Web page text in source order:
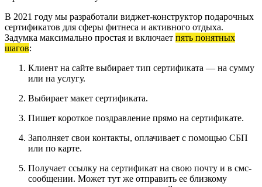
В 2021 году мы разработали виджет-конструктор подарочных
сертификатов для сферы фитнеса и активного отдыха.
Задумка максимально простая и включает пять понятных
шагов:
Клиент на сайте выбирает тип сертификата — на сумму
или на услугу.
Выбирает макет сертификата.
Пишет короткое поздравление прямо на сертификате.
Заполняет свои контакты, оплачивает с помощью СБП
или по карте.
Получает ссылку на сертификат на свою почту и в смс-
сообщении. Может тут же отправить ее близкому